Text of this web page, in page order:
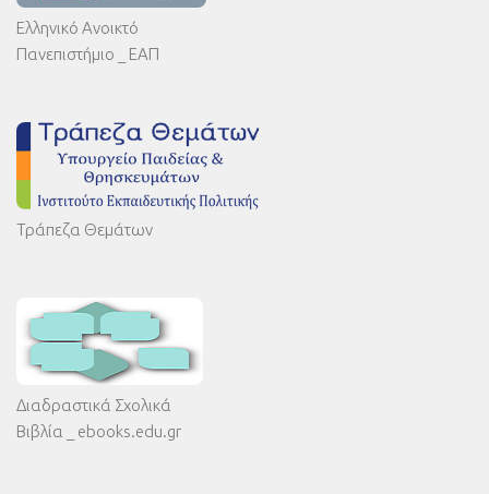
Ελληνικό Ανοικτό
Πανεπιστήμιο _ ΕΑΠ
Τράπεζα Θεμάτων
Διαδραστικά Σχολικά
Βιβλία _ ebooks.edu.gr